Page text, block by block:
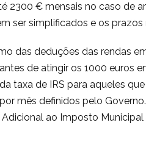
2300 € mensais no caso de
ser simplificados e os prazos
das deduções das rendas
de atingir os 1000 euros
taxa de IRS para aqueles
mês definidos pelo
ao Imposto Municipal